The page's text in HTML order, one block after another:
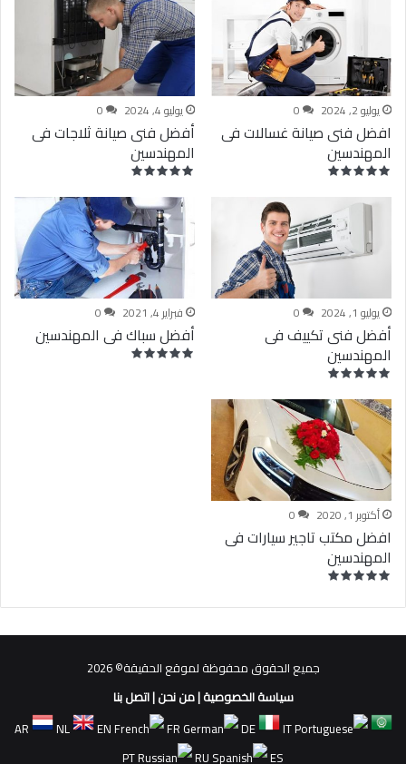
يوليو 2, 2024 0
افضل فنى صيانة غسالات فى
المهندسين
يوليو 4, 2024 0
أفضل فنى صيانة ثلاجات فى
المهندسين
يوليو 1, 2024 0
أفضل فنى تكييف فى
المهندسين
فبراير 4, 2021 0
أفضل سباك فى المهندسين
أكتوبر 1, 2020 0
افضل مكتب تاجير سيارات فى
المهندسين
جميع الحقوق محفوظة لموقع الحقيقة© 2026
سياسة الخصوصية|من نحن|اتصل بنا
AR
NL EN FR DE
IT
PT
RU ES